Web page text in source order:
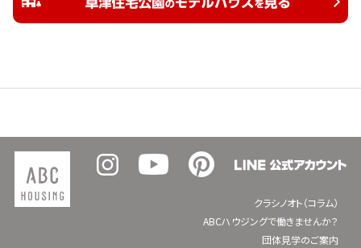
クラシノオト（コラム）
ABCハウジングで働きませんか？
団体見学のご案内